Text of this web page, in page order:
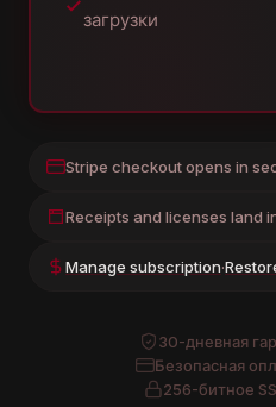
загрузки
Stripe checkout opens in
Receipts and licenses land
Manage subscription·
30-дневная
Безопасная
256-битное